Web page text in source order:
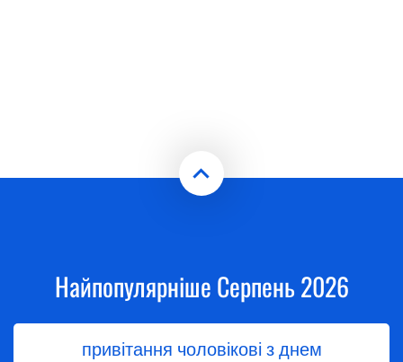
Найпопулярніше Серпень 2026
привітання чоловікові з днем